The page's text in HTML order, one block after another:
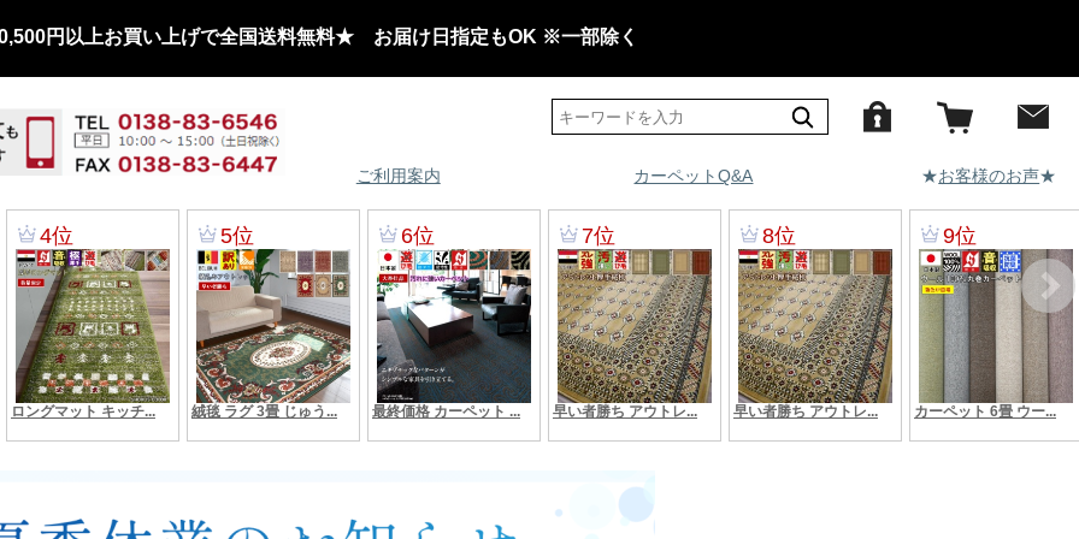
円以上お買い上げで全国送料無料★ お届け日指定もOK ※一部除く
ご利用案内 カーペットQ&A ★お客様のお声★